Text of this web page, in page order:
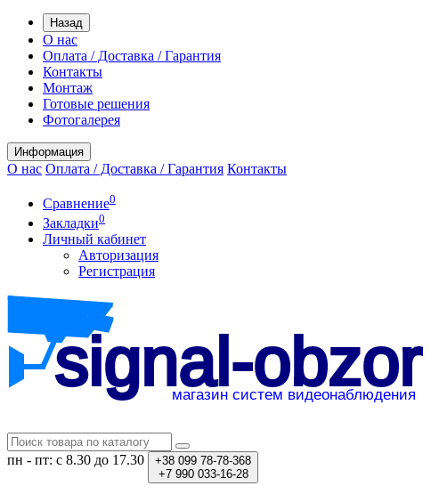
Назад
О нас
Оплата / Доставка / Гарантия
Контакты
Монтаж
Готовые решения
Фотогалерея
Информация
О нас Оплата / Доставка / Гарантия Контакты
Сравнение0
Закладки0
Личный кабинет
Авторизация
Регистрация
пн - пт: с 8.30 до 17.30 +38 099 78-78-368
+7990 033-16-28